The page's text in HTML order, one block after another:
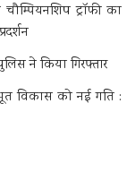
ट्रॉफी का
ने किया गिरफ्तार
विकास को नई गति :